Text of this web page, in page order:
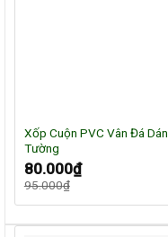
Xốp Cuộn PVC Vân Đá Dán
Tường
95.000₫
Giá
gốc
là:
80.000₫
Giá
hiện
tại
80.000₫.